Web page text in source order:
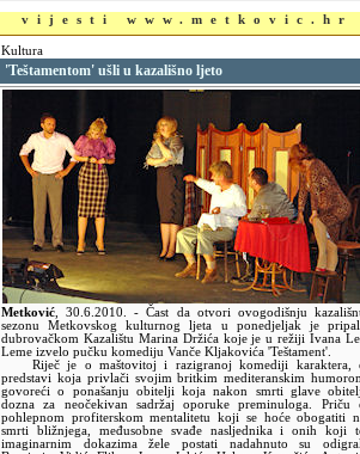
vijesti www.metkovic.hr
Kultura
'Teštamentom' ušli u kazališno ljeto
Metković ,30.6.2010.- Čast da otvori ovogodišnju
sezonu Metkovskog kulturnog ljeta u ponedjeljak je
dubrovačkom Kazalištu Marina Držića koje je u režiji Ivana
Leme izvelo pučku komediju Vanče Kljakovića 'Teštament'.
Riječ je o maštovitoj i razigranoj komediji karaktera,
predstavi koja privlači svojim britkim mediteranskim
govoreći o ponašanju obitelji koja nakon smrti glave
dozna za neočekivan sadržaj oporuke preminuloga. Priču
pohlepnom profiterskom mentalitetu koji se hoće obogatiti
smrti bližnjega, međusobne svađe nasljednika i onih koji
imaginarnim dokazima žele postati nadahnuto su